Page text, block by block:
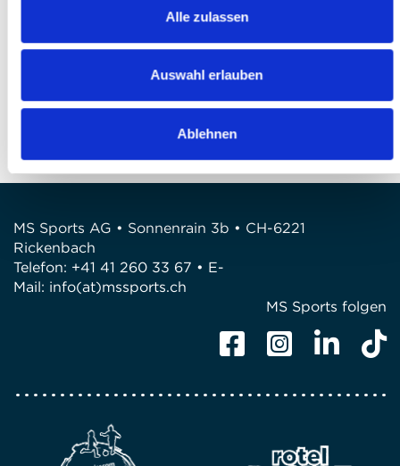
Alle zulassen
Auswahl erlauben
Ablehnen
Finaliser votre inscription
QUESTIONS?
Avez-vous des questions?
Téléphone: +41 41 260 33 67
MS Sports AG • Sonnenrain 3b • CH-6221
Rickenbach
Telefon: +41 41 260 33 67 • E-
Mail: info(at)mssports.ch
MS Sports folgen